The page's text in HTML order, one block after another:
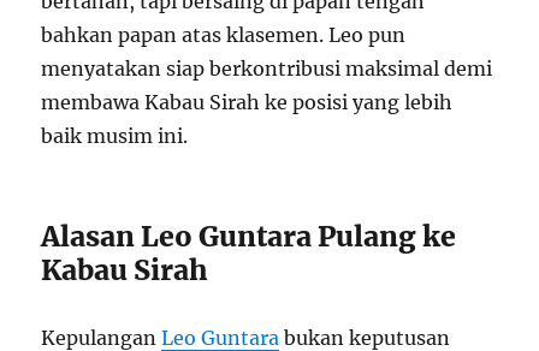
bahkan papan atas klasemen. Leo pun
menyatakan siap berkontribusi maksimal demi
membawa Kabau Sirah ke posisi yang lebih
baik musim ini.
Alasan Leo Guntara Pulang ke
Kabau Sirah
KepulanganLeo Guntara bukan keputusan